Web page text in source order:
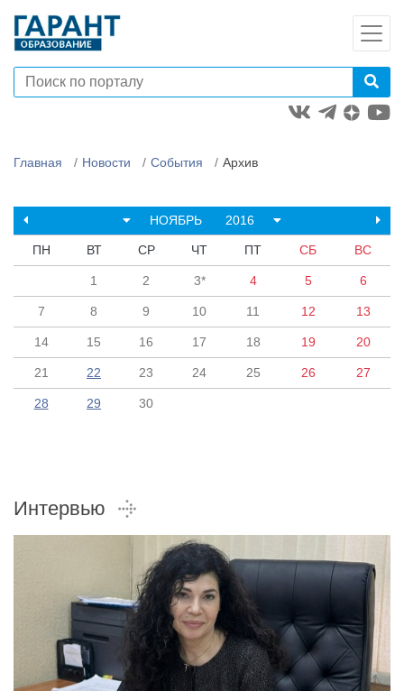
Главная Новости События Архив
НОЯБРЬ 2016
ПН ВТ СР ЧТ ПТ СБ ВС
1 2 3* 4 5 6
7 8 9 10 11 12 13
14 15 16 17 18 19 20
21 22 23 24 25 26 27
28 29 30
Интервью